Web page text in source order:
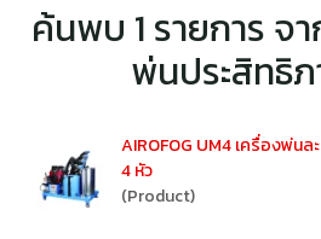
ค้นพบ 1 รายการ จ
พ่นประสิทธิ
AIROFOG UM4 เครื่องพ่น
4 หัว
(Product)